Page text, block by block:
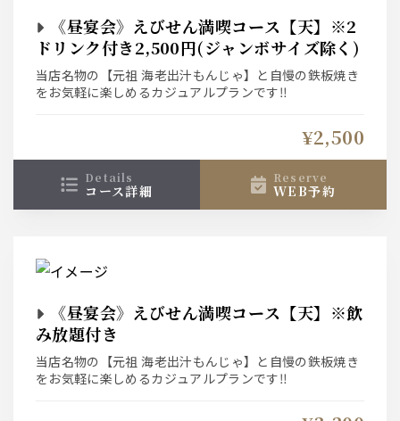
《昼宴会》えびせん満喫コース【天】※2
ドリンク付き2,500円(ジャンボサイズ除く)
当店名物の【元祖 海老出汁もんじゃ】と自慢の鉄板焼き
をお気軽に楽しめるカジュアルプランです‼︎
¥2,500
details
コース詳細
reserve
WEB予約
《昼宴会》えびせん満喫コース【天】※飲
み放題付き
当店名物の【元祖 海老出汁もんじゃ】と自慢の鉄板焼き
をお気軽に楽しめるカジュアルプランです‼︎